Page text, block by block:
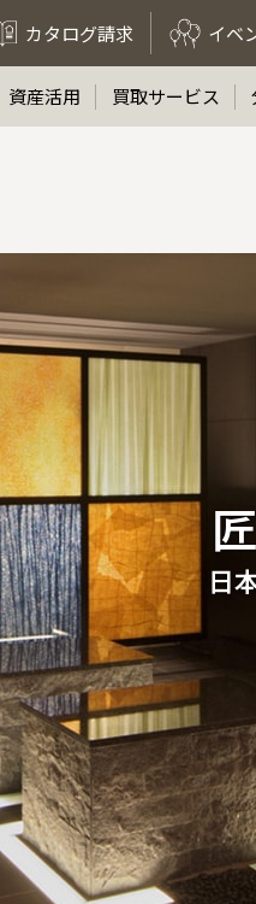
カタログ請求 イベ
資産活用 買取サービス
日